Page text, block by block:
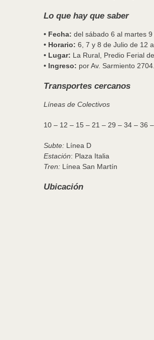
Lo que hayque saber
• Fecha: del sábado 6 al martes
• Horario: 6, 7 y 8 de Julio de 12
•​ Lugar: La Rural, Predio Ferial
•​ Ingreso: por Av. Sarmiento 2704.
Transportes cercanos
Líneas de Colectivos
10 – 12 – 15 – 21 – 29 – 34 – 36
Subte: Línea D
Estación: Plaza Italia
Tren: Línea San Martín
Ubicación